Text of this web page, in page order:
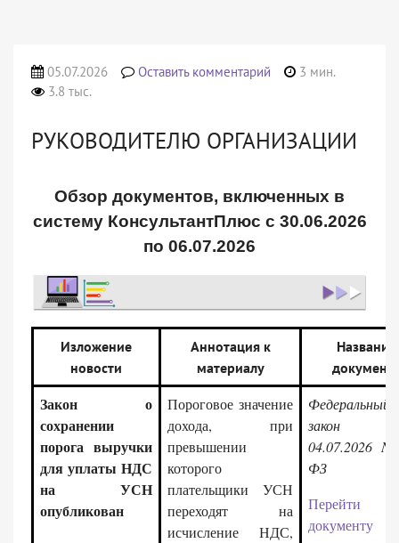
05.07.2026 Оставить комментарий
3 мин.
3.8 тыс.
РУКОВОДИТЕЛЮ ОРГАНИЗАЦИИ
Обзор документов, включенных в
систему КонсультантПлюс с 30.06.2026
по 06.07.2026
Изложение
новости
Аннотация к
материалу
Название
Закон о
сохранении
порога выручки
для уплаты НДС
на УСН
опубликован
Пороговое значение
дохода, при
превышении
которого
плательщики УСН
переходят на
исчисление НДС,
Федеральный
закон
04.07.2026 N
ФЗ
документу